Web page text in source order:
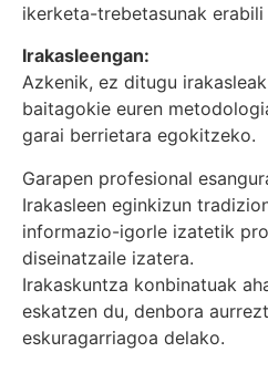
ikerketa-trebetasunak
Irakasleengan:
Azkenik, ez ditugu
baitagokie euren
garai berrietara egokitzeko.
Garapen profesional
Irakasleen eginkizun
informazio-igorle izatetik
diseinatzaile izatera.
Irakaskuntza konbinatuak
eskatzen du, denbora
eskuragarriagoa delako.